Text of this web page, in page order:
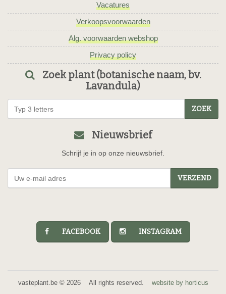
Vacatures
Verkoopsvoorwaarden
Alg. voorwaarden webshop
Privacy policy
Zoek plant (botanische naam, bv.
Lavandula)
ZOEK
Nieuwsbrief
Schrijf je in op onze nieuwsbrief.
VERZEND
FACEBOOK INSTAGRAM
vasteplant.be © 2026 All rights reserved. website by horticus